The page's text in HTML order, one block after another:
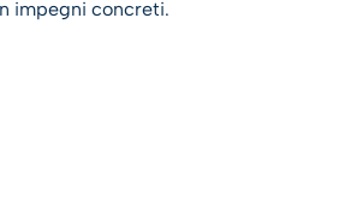
impegni concreti.